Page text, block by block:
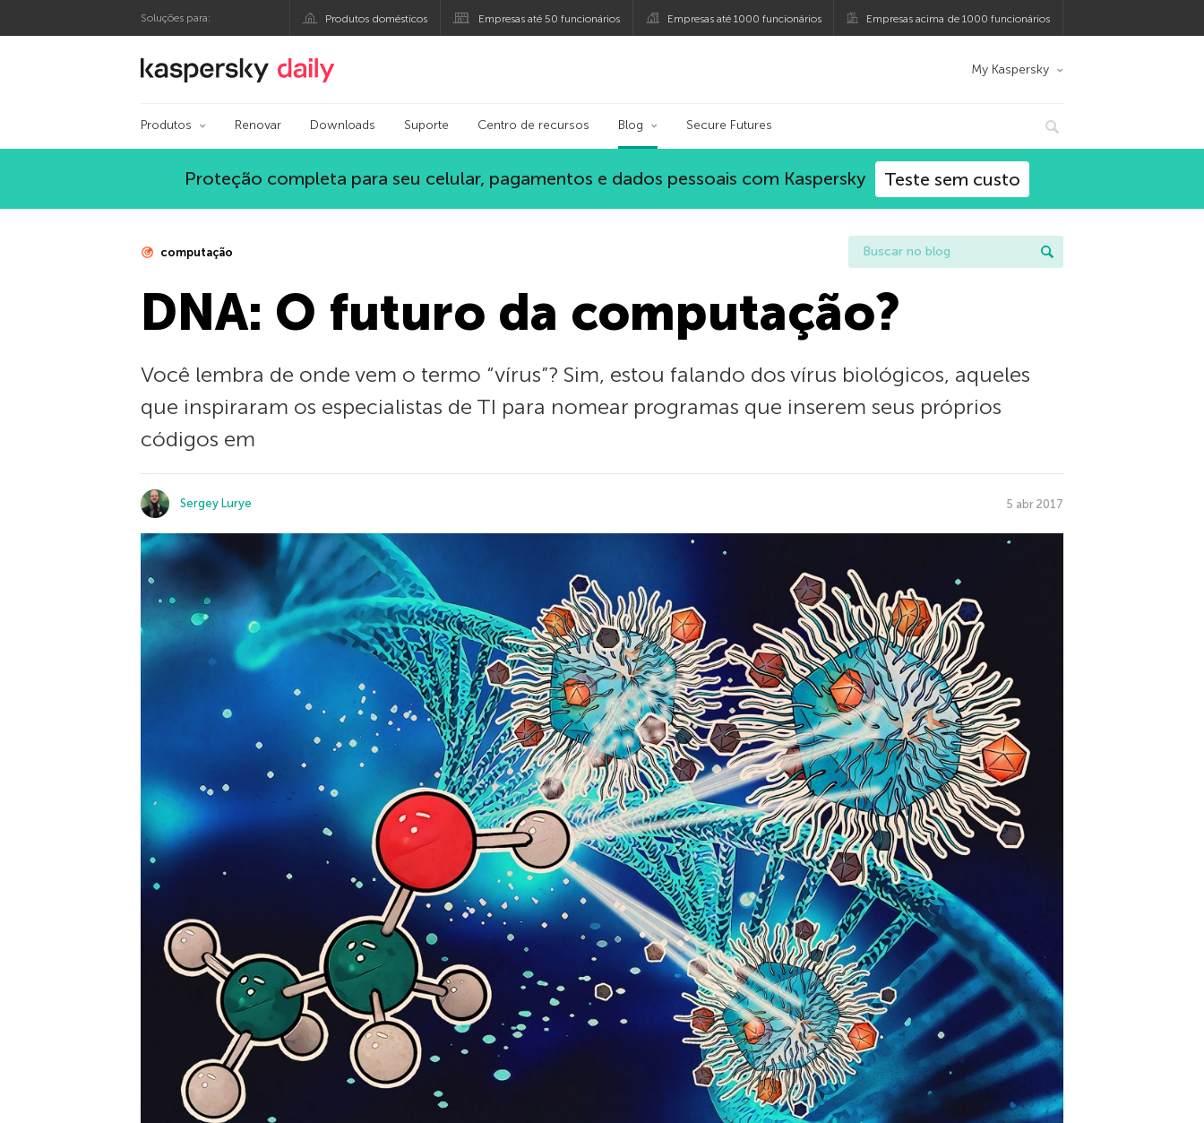
Soluções para: Produtos domésticos Empresas até 50 funcionários Empresas até 1000 funcionários Empresas acima de 1000 funcionários
Blog oficial da Kaspersky My Kaspersky
Produtos Renovar Downloads Suporte Centro de recursos Blog Secure Futures
Proteção completa para seu celular, pagamentos e dados pessoais com Kaspersky Teste sem custo
computação
DNA: O futuro da computação?
Você lembra de onde vem o termo “vírus”? Sim, estou falando dos vírus biológicos, aqueles
que inspiraram os especialistas de TI para nomear programas que inserem seus próprios
códigos em
Sergey Lurye 5 abr 2017